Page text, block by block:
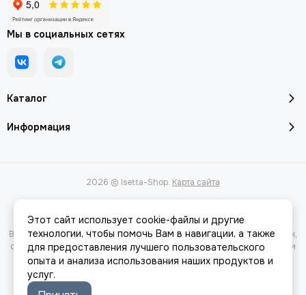
Каталог
Информация
Мы в социальных сетях
2026 © Isetta-Shop. Карта сайта
Вся представленная на сайте информация, касающаяся характеристик,
стоимости товаров и услуг, носит информационный характер и ни при
каких условиях не является публичной офертой, определяемой
положениями Статьи 437(2) Гражданского кодекса РФ.
Этот сайт использует cookie-файлы и другие
технологии, чтобы помочь Вам в навигации, а также
для предоставления лучшего пользовательского
опыта и анализа использования наших продуктов и
услуг.